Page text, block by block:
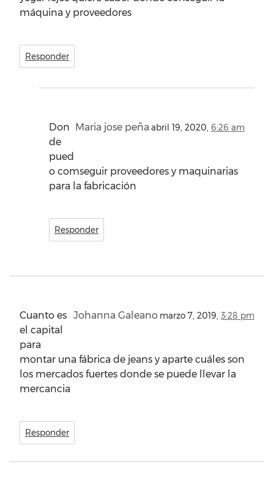
máquina y proveedores
Responder
Maria jose peña abril 19, 2020, 6:26 am
Don
de
pued
o comseguir proveedores y maquinarias
para la fabricación
Responder
Johanna Galeano marzo 7, 2019, 3:28 pm
Cuanto es
el capital
para
montar una fábrica de jeans y aparte cuáles son
los mercados fuertes donde se puede llevar la
mercancia
Responder